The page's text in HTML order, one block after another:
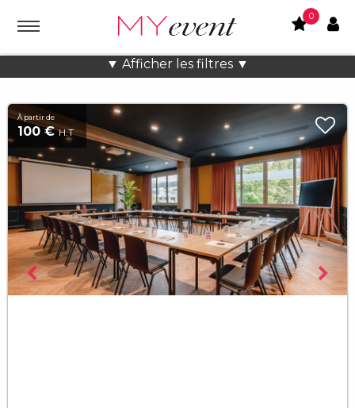
0
▼ Afficher les filtres ▼
Lieux atypiques Créatif à Paris
À partir de
100 €H.T